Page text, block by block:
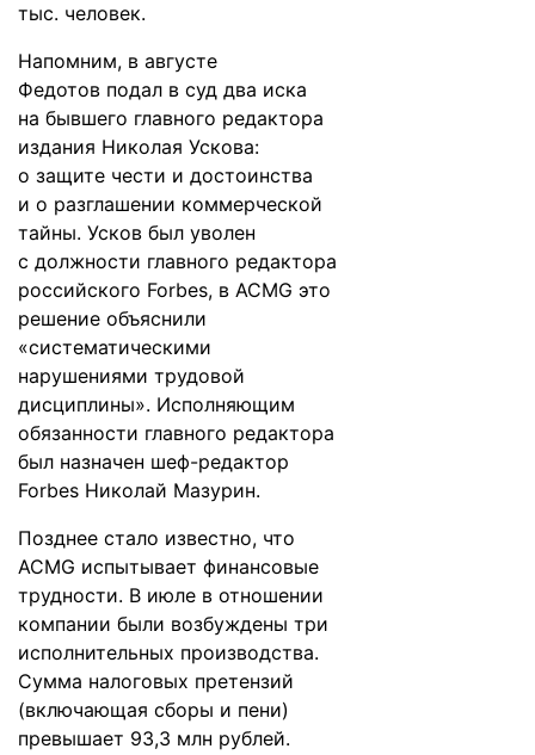
тыс. человек.
Напомним, в августе
Федотов подал в суд два иска
на бывшего главного редактора
издания Николая Ускова:
о защите чести и достоинства
и о разглашении коммерческой
тайны. Усков был уволен
с должности главного редактора
российского Forbes, в ACMG это
решение объяснили
«систематическими
нарушениями трудовой
дисциплины». Исполняющим
обязанности главного редактора
был назначен шеф-редактор
Forbes Николай Мазурин.
Позднее стало известно, что
ACMG испытывает финансовые
трудности. В июле в отношении
компании были возбуждены три
исполнительных производства.
Сумма налоговых претензий
(включающая сборы и пени)
превышает 93,3 млн рублей.